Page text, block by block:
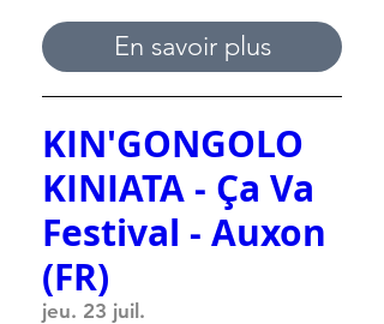
En savoir plus
KIN'GONGOLO
KINIATA - Ça Va
Festival - Auxon
(FR)
jeu. 23 juil.